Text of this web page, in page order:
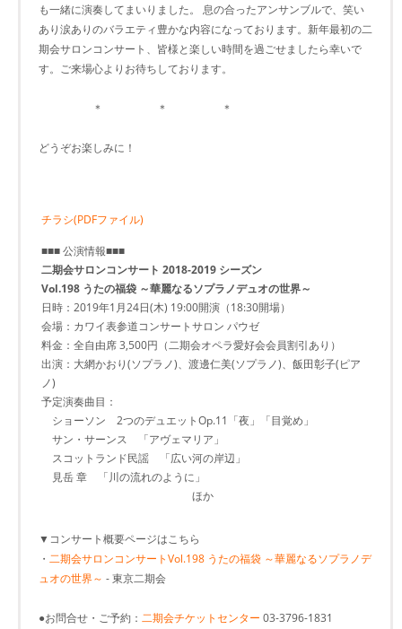
も一緒に演奏してまいりました。 息の合ったアンサンブルで、笑い
あり涙ありのバラエティ豊かな内容になっております。新年最初の二
期会サロンコンサート、皆様と楽しい時間を過ごせましたら幸いで
す。ご来場心よりお待ちしております。
＊ ＊ ＊
どうぞお楽しみに！
チラシ(PDFファイル)
■■■ 公演情報■■■
二期会サロンコンサート 2018-2019 シーズン
Vol.198 うたの福袋 ～華麗なるソプラノデュオの世界～
日時：2019年1月24日(木) 19:00開演（18:30開場）
会場：カワイ表参道コンサートサロン パウゼ
料金：全自由席 3,500円（二期会オペラ愛好会会員割引あり）
出演：大網かおり(ソプラノ)、渡邊仁美(ソプラノ)、飯田彰子(ピア
ノ)
予定演奏曲目：
ショーソン 2つのデュエットOp.11「夜」「目覚め」
サン・サーンス 「アヴェマリア」
スコットランド民謡 「広い河の岸辺」
見岳 章 「川の流れのように」
ほか
▼コンサート概要ページはこちら
・ 二期会サロンコンサートVol.198 うたの福袋 ～華麗なるソプラノデ
ュオの世界～ - 東京二期会
●お問合せ・ご予約： 二期会チケットセンター 03-3796-1831